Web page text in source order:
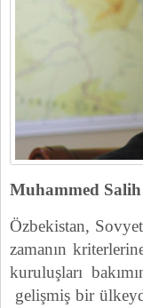
Muhammed Salih
Özbekistan,
zamanın
kuruluşları
gelişmiş bir